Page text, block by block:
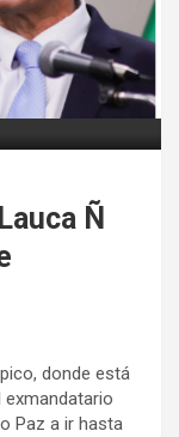
Ñ
donde está
exmandatario
Paz a ir hasta